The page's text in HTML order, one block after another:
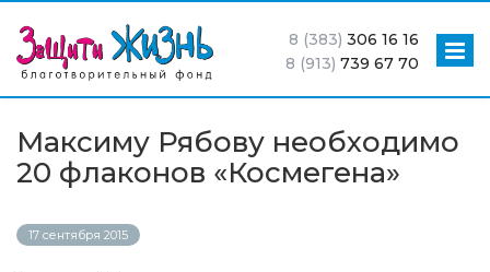
8 (383) 306 16 16
8 (913) 739 67 70
Максиму Рябову необходимо
20 флаконов «Космегена»
17 сентября 2015